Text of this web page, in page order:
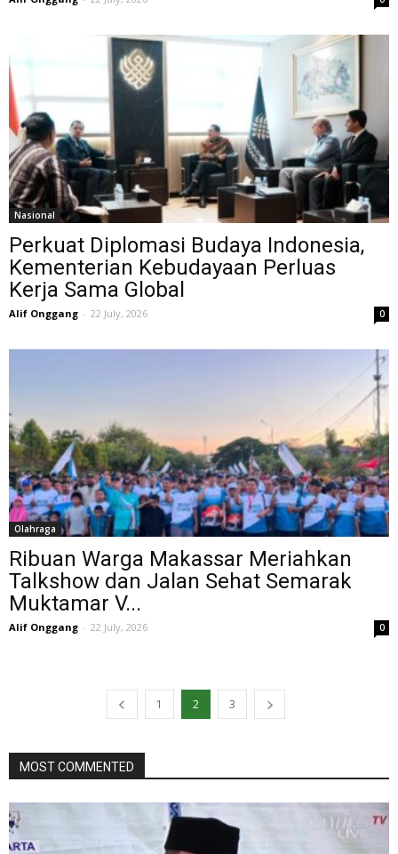
Nasional
Perkuat Diplomasi Budaya Indonesia,
Kementerian Kebudayaan Perluas
Kerja Sama Global
Alif Onggang - 22 July, 2026 0
Olahraga
Ribuan Warga Makassar Meriahkan
Talkshow dan Jalan Sehat Semarak
Muktamar V...
Alif Onggang - 22 July, 2026 0
1 2 3
MOST COMMENTED